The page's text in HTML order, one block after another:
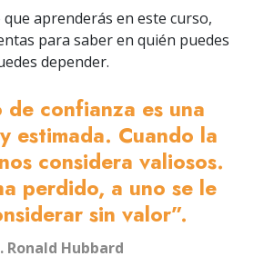
aprenderás en este curso,
para saber en quién puedes
depender.
de confianza es una
estimada. Cuando la
considera valiosos.
perdido, a uno se le
sin valor”.
Ronald Hubbard